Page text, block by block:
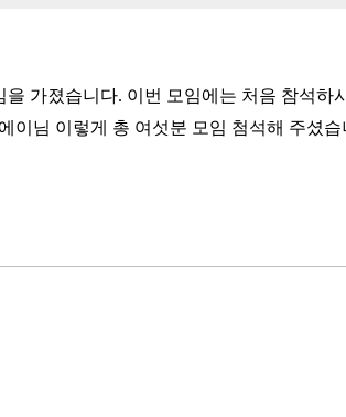
가졌습니다. 이번 모임에는 처음 참석
이님 이렇게 총 여섯분 모임 첨석해 주셨습